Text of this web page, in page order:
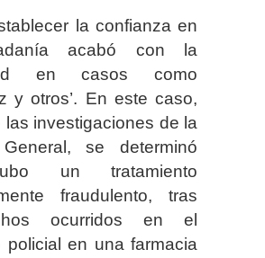
la confianza en
acabó con la
en casos como
y otros’. En este caso,
las investigaciones de la
se determinó
un tratamiento
fraudulento, tras
ocurridos en el
policial en una farmacia